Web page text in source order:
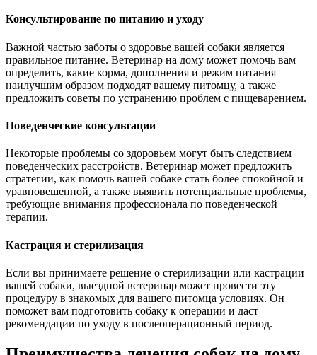
Консультирование по питанию и уходу
Важной частью заботы о здоровье вашей собаки является
правильное питание. Ветеринар на дому может помочь вам
определить, какие корма, дополнения и режим питания
наилучшим образом подходят вашему питомцу, а также
предложить советы по устранению проблем с пищеварением.
Поведенческие консультации
Некоторые проблемы со здоровьем могут быть следствием
поведенческих расстройств. Ветеринар может предложить
стратегии, как помочь вашей собаке стать более спокойной и
уравновешенной, а также выявить потенциальные проблемы,
требующие внимания профессионала по поведенческой
терапии.
Кастрация и стерилизация
Если вы принимаете решение о стерилизации или кастрации
вашей собаки, выездной ветеринар может провести эту
процедуру в знакомых для вашего питомца условиях. Он
поможет вам подготовить собаку к операции и даст
рекомендации по уходу в послеоперационный период.